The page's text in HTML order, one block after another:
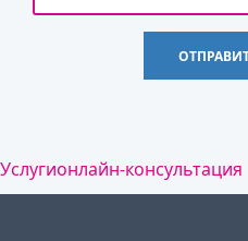
Услугионлайн-консультация